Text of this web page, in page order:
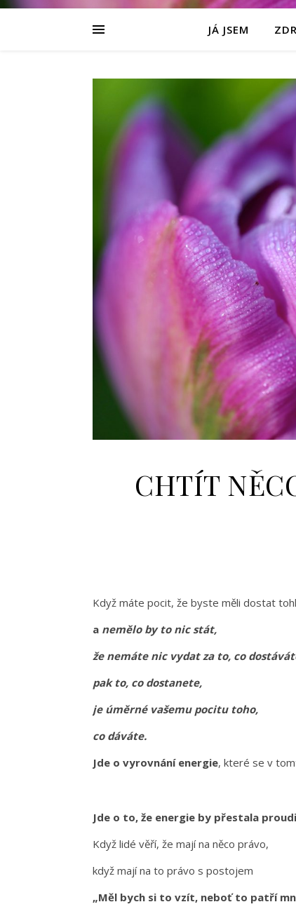
JÁ JSEM
CHTÍT
Když máte pocit, že byste měli dostat
a nemělo by to nic stát,
že nemáte nic vydat za to, co
pak to, co dostanete,
je úměrné vašemu pocitu toho,
co dáváte.
Jde o vyrovnání energie, které se v
Jde o to, že energie by přestala
Když lidé věří, že mají na něco právo,
když mají na to právo s postojem
„Měl bych si to vzít, neboť to patří